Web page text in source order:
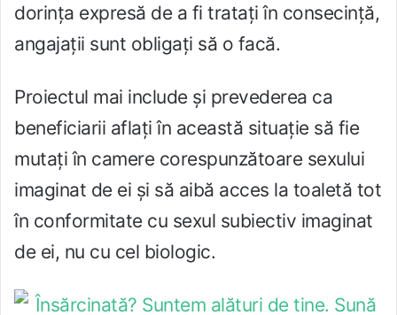
dorința expresă de a fi tratați în consecință,
angajații sunt obligați să o facă.
Proiectul mai include și prevederea ca
beneficiarii aflați în această situație să fie
mutați în camere corespunzătoare sexului
imaginat de ei și să aibă acces la toaletă tot
în conformitate cu sexul subiectiv imaginat
de ei, nu cu cel biologic.